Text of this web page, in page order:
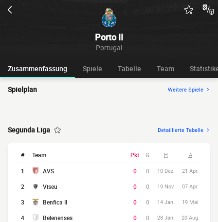
Porto II
Portugal
Zusammenfassung Spiele Tabelle Team
Spielplan Weitere Spiele
Segunda Liga Detaillierte Tabelle
# Team Pkt G H A
1 AVS 0 0 10 Dez. 21 Apr.
2 Viseu 0 0 19 Nov. 07 Apr.
3 Benfica II 0 0 14 Jan. 19 Mai
4 Belenenses 0 0 28 Jan. 20 Aug.